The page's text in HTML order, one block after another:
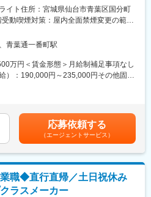
心に福祉用具や生活支援用品の販売を
的な営業活動を行います
帰体制を取ります
され、自宅付近の駐車場は会社負担で借
等のために本社へ出社していただきま
行直帰の体制で業務を遂行します
イト住所：宮城県仙台市青葉区国分町
動喫煙対策：屋内全面禁煙変更の範
青葉通一番町駅
万円＜賃金形態＞月給制補足事項なし
）：190,000円～235,000円その他固定
補足＞※年収には賞与が含まれており、
。※経験・能力を考慮して決定いたしま
賞与：年2回（7月、12月）※計約4ヶ
の金額であり、選考を通じて上下する
額)は固定手当を含めた表記です。
応募依頼する
（エージェントサービス）
業職◆直行直帰／土日祝休み
ラスメーカー